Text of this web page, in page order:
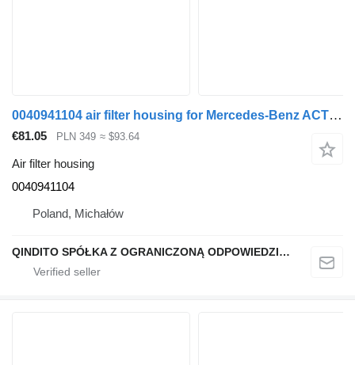
0040941104 air filter housing for Mercedes-Benz ACTROS AXOR truck tractor
€81.05 PLN 349 ≈ $93.64
Air filter housing
0040941104
Poland, Michałów
QINDITO SPÓŁKA Z OGRANICZONĄ ODPOWIEDZIALNOŚCIĄ